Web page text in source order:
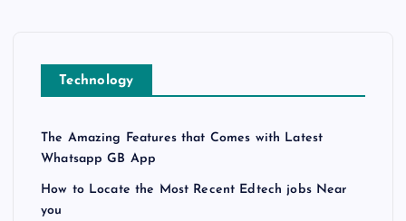
Technology
The Amazing Features that Comes with Latest
Whatsapp GB App
How to Locate the Most Recent Edtech jobs Near
you